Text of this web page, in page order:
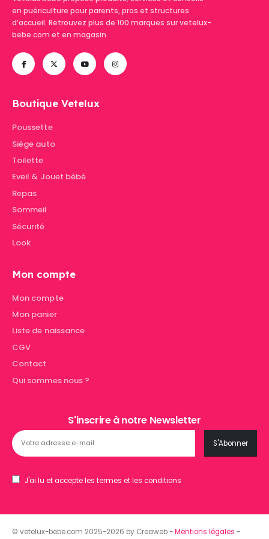
en puériculture pour parents, pros et structures
d’accueil. Retrouvez plus de 100 marques sur vetelux-
bebe.com et en magasin.
Boutique Vetelux
Poussette
Siège auto
Toilette
Eveil & Jouet bébé
Repas
Sommeil
Sécurité
Look
Mon compte
Mon compte
Mon panier
Liste de naissance
CGV
Contact
Qui sommes nous ?
S'inscrire à notre Newsletter
J'ai lu et accepte les termes et les conditions
© vetelux-bebe.com 2025-2026 by Creaweb -Mentions légales -